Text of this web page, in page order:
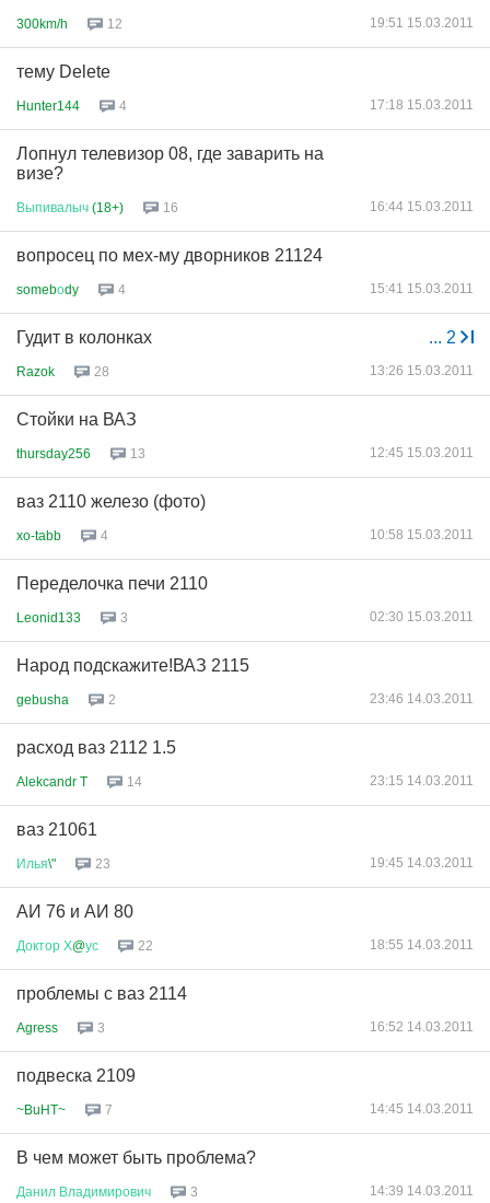
300km/h 12 19:51 15.03.2011
тему Delete
Hunter144 4 17:18 15.03.2011
Лопнул телевизор 08, где заварить на
визе?
Выпивалыч (18+) 16 16:44 15.03.2011
вопросец по мех-му дворников 21124
somebоdy 4 15:41 15.03.2011
... 2
Гудит в колонках
Razok 28 13:26 15.03.2011
Стойки на ВАЗ
thursday256 13 12:45 15.03.2011
ваз 2110 железо (фото)
xo-tabb 4 10:58 15.03.2011
Переделочка печи 2110
Leonid133 3 02:30 15.03.2011
Народ подскажите!ВАЗ 2115
gebusha 2 23:46 14.03.2011
расход ваз 2112 1.5
Alekcandr T 14 23:15 14.03.2011
ваз 21061
Илья\" 23 19:45 14.03.2011
АИ 76 и АИ 80
Доктор Х@ус 22 18:55 14.03.2011
проблемы с ваз 2114
Agress 3 16:52 14.03.2011
подвеска 2109
~BuHT~ 7 14:45 14.03.2011
В чем может быть проблема?
Данил Владимирович 3 14:39 14.03.2011